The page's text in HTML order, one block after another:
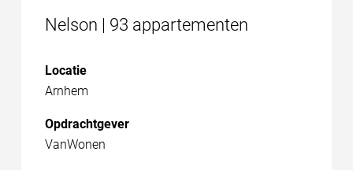
Nelson | 93 appartementen
Locatie
Arnhem
Opdrachtgever
VanWonen